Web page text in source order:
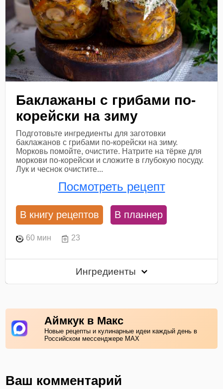
Баклажаны с грибами по-
корейски на зиму
Подготовьте ингредиенты для заготовки
баклажанов с грибами по-корейски на зиму.
Морковь помойте, очистите. Натрите на тёрке для
моркови по-корейски и сложите в глубокую посуду.
Лук и чеснок очистите...
Посмотреть рецепт
В книгу рецептов В планнер
60 мин 23
Ингредиенты
Аймкук в Макс
Новые рецепты и кулинарные идеи каждый день в
Российском мессенджере MAX
Ваш комментарий